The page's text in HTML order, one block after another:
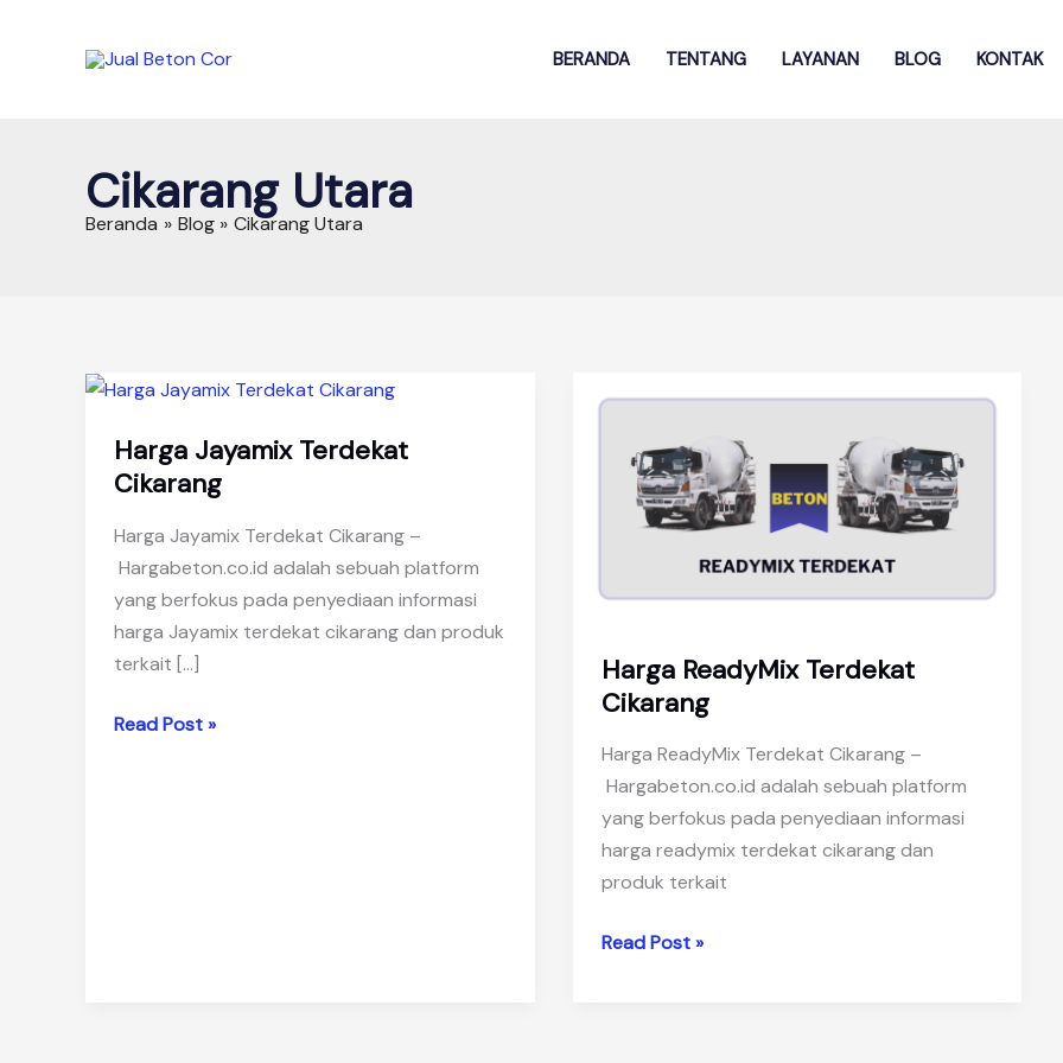
BERANDA TENTANG LAYANAN BLOG KONTAK
Cikarang Utara
Beranda Blog Cikarang Utara
Harga Jayamix Terdekat
Cikarang
Harga Jayamix Terdekat Cikarang –
Hargabeton.co.id adalah sebuah platform
yang berfokus pada penyediaan informasi
harga Jayamix terdekat cikarang dan produk
terkait […]
Harga
Read Post »
Harga ReadyMix Terdekat
Cikarang
Harga ReadyMix Terdekat Cikarang –
Hargabeton.co.id adalah sebuah platform
yang berfokus pada penyediaan informasi
harga readymix terdekat cikarang dan
produk terkait
Harga
Read Post »